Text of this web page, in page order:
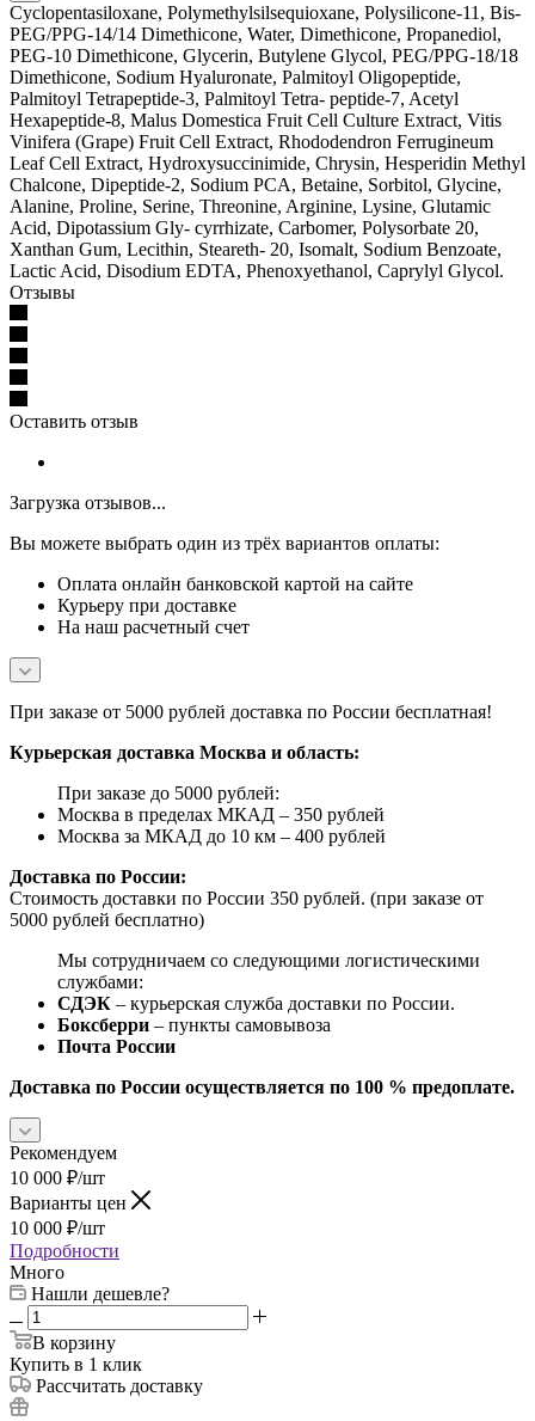
Cyclopentasiloxane, Polymethylsilsequioxane, Polysilicone-11, Bis-
PEG/PPG-14/14 Dimethicone, Water, Dimethicone, Propanediol,
PEG-10 Dimethicone, Glycerin, Butylene Glycol, PEG/PPG-18/18
Dimethicone, Sodium Hyaluronate, Palmitoyl Oligopeptide,
Palmitoyl Tetrapeptide-3, Palmitoyl Tetra- peptide-7, Acetyl
Hexapeptide-8, Malus Domestica Fruit Cell Culture Extract, Vitis
Vinifera (Grape) Fruit Cell Extract, Rhododendron Ferrugineum
Leaf Cell Extract, Hydroxysuccinimide, Chrysin, Hesperidin Methyl
Chalcone, Dipeptide-2, Sodium PCA, Betaine, Sorbitol, Glycine,
Alanine, Proline, Serine, Threonine, Arginine, Lysine, Glutamic
Acid, Dipotassium Gly- cyrrhizate, Carbomer, Polysorbate 20,
Xanthan Gum, Lecithin, Steareth- 20, Isomalt, Sodium Benzoate,
Lactic Acid, Disodium EDTA, Phenoxyethanol, Caprylyl Glycol.
Отзывы
Оставить отзыв
Загрузка отзывов...
Вы можете выбрать один из трёх вариантов оплаты:
Оплата онлайн банковской картой на сайте
Курьеру при доставке
На наш расчетный счет
При заказе от 5000 рублей доставка по России бесплатная!
Курьерская доставка Москва и область:
При заказе до 5000 рублей:
Москва в пределах МКАД – 350 рублей
Москва за МКАД до 10 км – 400 рублей
Доставка по России:
Стоимость доставки по России 350 рублей. (при заказе от
5000 рублей бесплатно)
Мы сотрудничаем со следующими логистическими
службами:
СДЭК – курьерская служба доставки по России.
Боксберри – пункты самовывоза
Почта России
Доставка по России осуществляется по 100 % предоплате.
Рекомендуем
10 000 ₽/шт
Варианты цен
10 000 ₽/шт
Подробности
Много
Нашли дешевле?
В корзину
Купить в 1 клик
Рассчитать доставку